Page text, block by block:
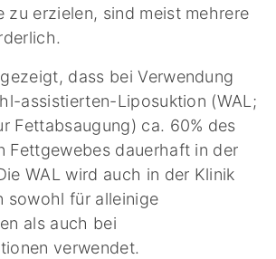
zu erzielen, sind meist mehrere
dass bei Verwendung
assistierten-Liposuktion (WAL;
Fettabsaugung) ca. 60% des
Fettgewebes dauerhaft in der
WAL wird auch in der Klinik
sowohl für alleinige
als auch bei
verwendet.